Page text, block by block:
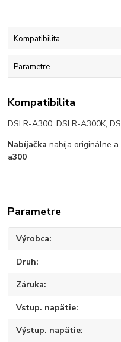
Kompatibilita
Parametre
Kompatibilita
DSLR-A300, DSLR-A300K,
Nabíjačka nabíja originálne
a300
Parametre
Výrobca
Druh
Záruka
Vstup. napätie
Výstup. napätie